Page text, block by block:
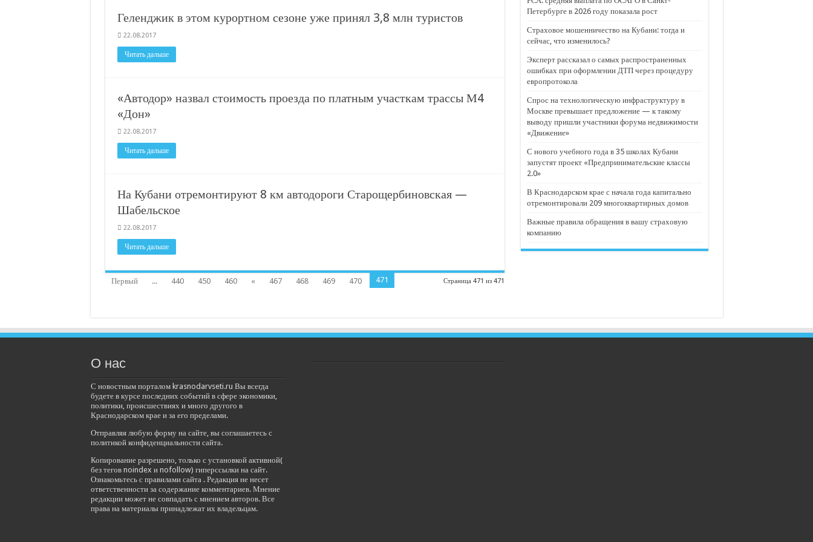
В Краснодарском крае с начала года капитально отремонтировали 209 многоквартирных домов
В городах и районах Кубани отметили День России
Геленджик в этом курортном сезоне уже принял 3,8 млн туристов
22.08.2017
Читать дальше
«Автодор» назвал стоимость проезда по платным участкам трассы М4
«Дон»
22.08.2017
Читать дальше
На Кубани отремонтируют 8 км автодороги Старощербиновская —
Шабельское
22.08.2017
Читать дальше
Страница 471 из 471
Первый ... 440 450 460 « 467 468 469 470 471
Петербурге в 2026 году показала рост
Страховое мошенничество на Кубани: тогда и
сейчас, что изменилось?
Эксперт рассказал о самых распространенных
ошибках при оформлении ДТП через процедуру
европротокола
Спрос на технологическую инфраструктуру в
Москве превышает предложение — к такому
выводу пришли участники форума недвижимости
«Движение»
С нового учебного года в 35 школах Кубани
запустят проект «Предпринимательские классы
2.0»
В Краснодарском крае с начала года капитально
отремонтировали 209 многоквартирных домов
Важные правила обращения в вашу страховую
компанию
О нас
С новостным порталом krasnodarvseti.ru Вы всегда
будете в курсе последних событий в сфере экономики,
политики, происшествиях и много другого в
Краснодарском крае и за его пределами.
Отправляя любую форму на сайте, вы соглашаетесь с
политикой конфиденциальности сайта.
Копирование разрешено, только с установкой активной(
без тегов noindex и nofollow) гиперссылки на сайт.
Ознакомьтесь с правилами сайта . Редакция не несет
ответственности за содержание комментариев. Мнение
редакции может не совпадать с мнением авторов. Все
права на материалы принадлежат их владельцам.